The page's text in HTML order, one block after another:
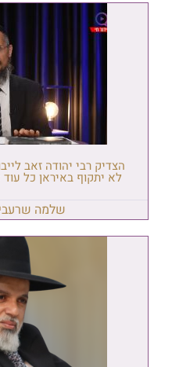
הצדיק רבי יהודה זאב
לא יתקוף באיראן כל
שלמה